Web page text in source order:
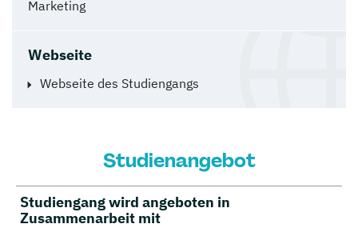
Marketing
Webseite
Webseite des Studiengangs
Studienangebot
Studiengang wird angeboten in
Zusammenarbeit mit